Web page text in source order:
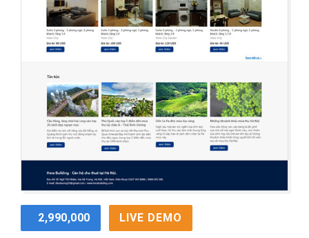
2,990,000 LIVE DEMO